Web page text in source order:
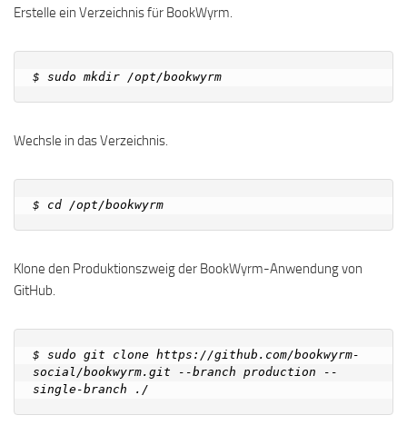
Erstelle ein Verzeichnis für BookWyrm.
Wechsle in das Verzeichnis.
Klone den Produktionszweig der BookWyrm-Anwendung von
GitHub.
$ sudo git clone https://github.com/bookwyrm-
social/bookwyrm.git --branch production --